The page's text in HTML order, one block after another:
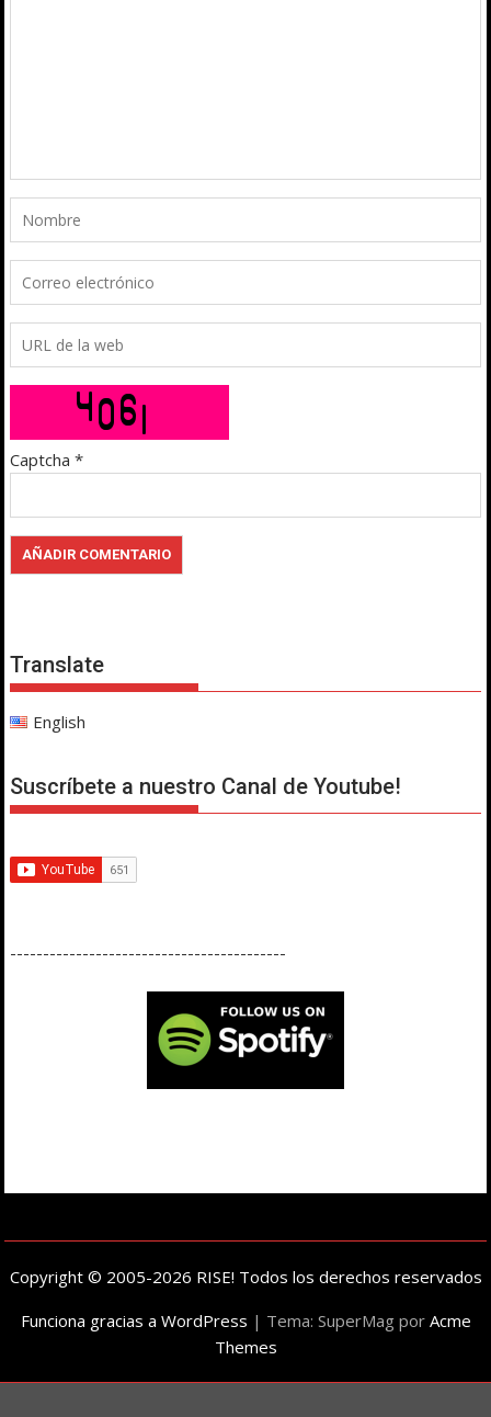
Captcha *
Translate
English
Suscríbete a nuestro Canal de Youtube!
------------------------------------------
Copyright © 2005-2026 RISE! Todos los derechos reservados
Funciona gracias a WordPress | Tema: SuperMag por Acme
Themes